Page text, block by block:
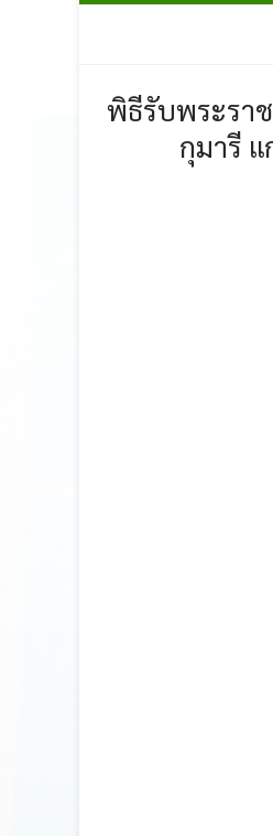
พิธีรับพระรา
กุมารี